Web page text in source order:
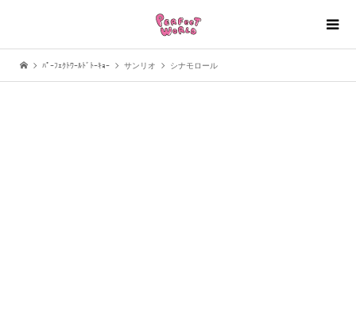
ﾊﾟｰﾌｪｸﾄﾜｰﾙﾄﾞﾄｰｷｮｰ サンリオ シナモロール